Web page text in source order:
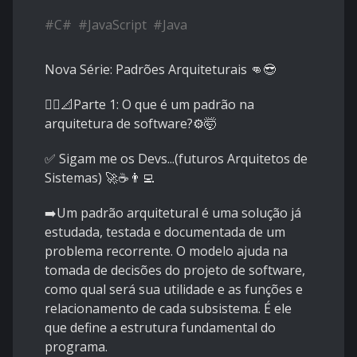
#C# #JavaScript #Java
Nova Série: Padrões Arquiteturais 👊😎
🤷‍♂️📐Parte 1: O que é um padrão na
arquitetura de software?⚙🤯
✅ Sigam me os Devs...(futuros Arquitetos de
Sistemas) 🚀☕👨‍💻
➡️Um padrão arquitetural é uma solução já
estudada, testada e documentada de um
problema recorrente. O modelo ajuda na
tomada de decisões do projeto de software,
como qual será sua utilidade e as funções e
relacionamento de cada subsistema. É ele
que define a estrutura fundamental do
programa.